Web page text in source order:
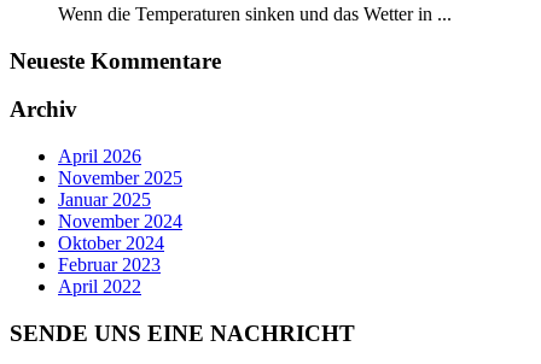
Wenn die Temperaturen sinken und das Wetter in ...
Neueste Kommentare
Archiv
April 2026
November 2025
Januar 2025
November 2024
Oktober 2024
Februar 2023
April 2022
SENDE UNS EINE NACHRICHT